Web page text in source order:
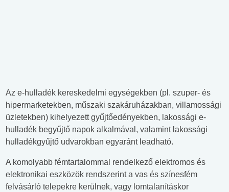
Az e-hulladék kereskedelmi egységekben (pl. szuper- és
hipermarketekben, műszaki szakáruházakban, villamossági
üzletekben) kihelyezett gyűjtőedényekben, lakossági e-
hulladék begyűjtő napok alkalmával, valamint lakossági
hulladékgyűjtő udvarokban egyaránt leadható.
A komolyabb fémtartalommal rendelkező elektromos és
elektronikai eszközök rendszerint a vas és színesfém
felvásárló telepekre kerülnek, vagy lomtalanításkor